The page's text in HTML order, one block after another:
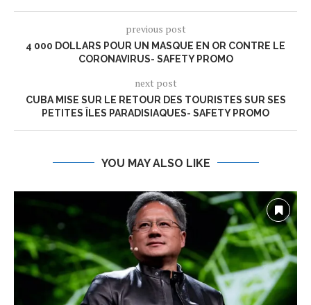
previous post
4 000 DOLLARS POUR UN MASQUE EN OR CONTRE LE
CORONAVIRUS- SAFETY PROMO
next post
CUBA MISE SUR LE RETOUR DES TOURISTES SUR SES
PETITES ÎLES PARADISIAQUES- SAFETY PROMO
YOU MAY ALSO LIKE